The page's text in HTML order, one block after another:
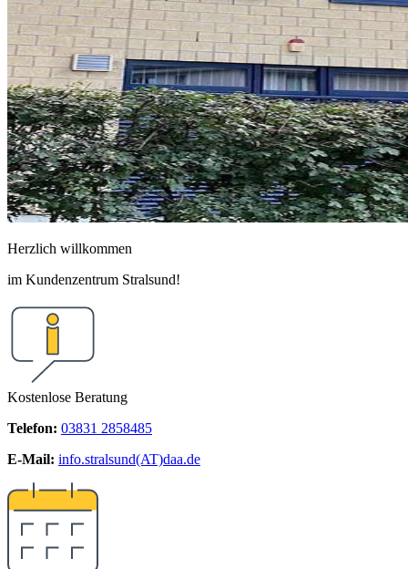
Herzlich willkommen
im Kundenzentrum Stralsund!
Kostenlose Beratung
Telefon: 03831 2858485
E-Mail: info.stralsund(AT)daa.de